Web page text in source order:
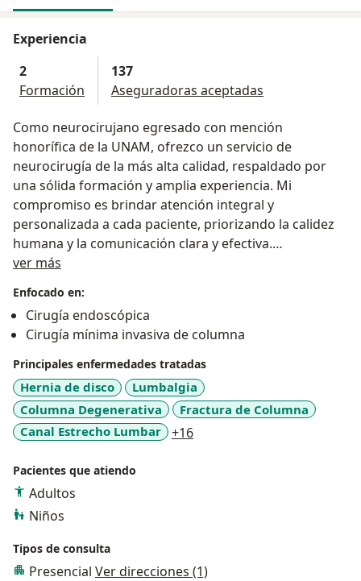
Experiencia
2
Formación
137
Aseguradoras aceptadas
Como neurocirujano egresado con mención
honorífica de la UNAM, ofrezco un servicio de
neurocirugía de la más alta calidad, respaldado por
una sólida formación y amplia experiencia. Mi
compromiso es brindar atención integral y
personalizada a cada paciente, priorizando la calidez
humana y la comunicación clara y efectiva.
Ofrecer soluciones neuroquirúrgicas de vanguardia
con un enfoque humano, buscando siempre el
bienestar y la calidad de vida de mis pacientes.
ver más
Enfocado en:
Cirugía endoscópica
Cirugía mínima invasiva de columna
Principales enfermedades tratadas
Hernia de disco
Lumbalgia
Columna Degenerativa
Fractura de Columna
Canal Estrecho Lumbar
+16a11y_sr_more_diseases
Pacientes que atiendo
Adultos
Niños
Tipos de consulta
Presencial Ver direcciones (1)